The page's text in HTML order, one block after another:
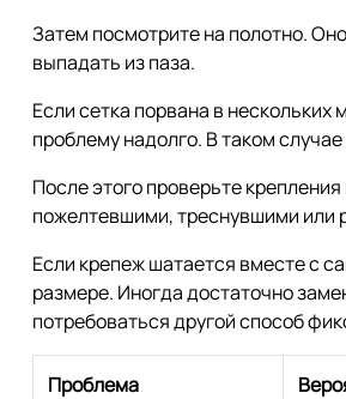
Затем посмотрите на полотно.
выпадать из паза.
Если сетка порвана в
проблему надолго. В таком
После этого проверьте
пожелтевшими, треснувшими или
Если крепеж шатается вместе с
размере. Иногда достаточно
потребоваться другой способ
Проблема